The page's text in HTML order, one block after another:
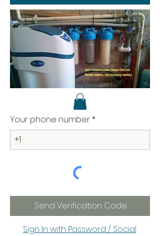
Your phone number
Send Verification Code
Sign In with Password / Social